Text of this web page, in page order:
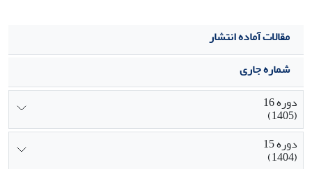
مقالات آماده انتشار
شماره جاری
دوره 16
(1405)
دوره 15
(1404)